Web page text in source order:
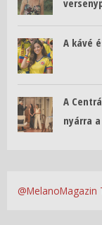
A kávé
A
nyárra
@MelanoMagazin